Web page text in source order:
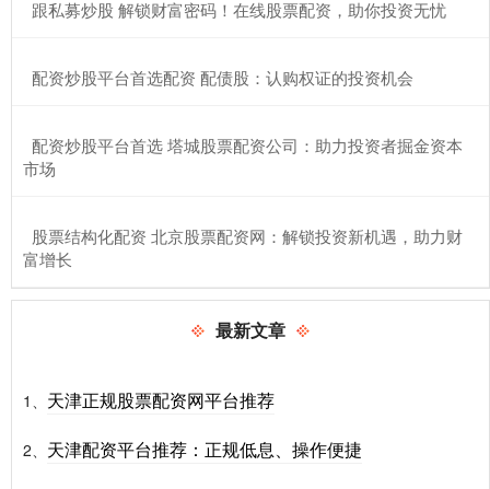
​跟私募炒股 解锁财富密码！在线股票配资，助你投资无忧
​配资炒股平台首选配资 配债股：认购权证的投资机会
​配资炒股平台首选 塔城股票配资公司：助力投资者掘金资本
市场
​股票结构化配资 北京股票配资网：解锁投资新机遇，助力财
富增长
最新文章
1、 天津正规股票配资网平台推荐
2、 天津配资平台推荐：正规低息、操作便捷